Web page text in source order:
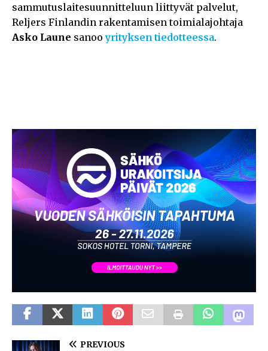
sammutuslaitesuunnitteluun liittyvät palvelut,
Reljers Finlandin rakentamisen toimialajohtaja
Asko Laune sanooyrityksen tiedotteessa.
PREVIOUS